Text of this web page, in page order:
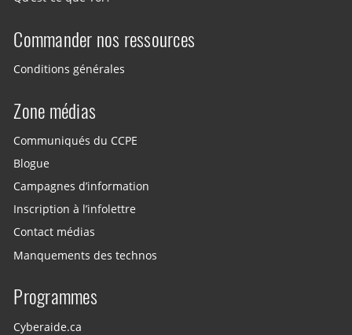
Commander nos ressources
Conditions générales
Zone médias
Communiqués du CCPE
Blogue
Campagnes d’information
Inscription à l’infolettre
Contact médias
Manquements des technos
Programmes
Cyberaide.ca